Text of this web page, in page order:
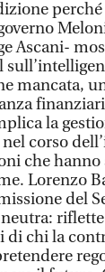
perché
Ascani-
mancata,
la
corso
che
Lorenzo
del
neutra:
di chi la